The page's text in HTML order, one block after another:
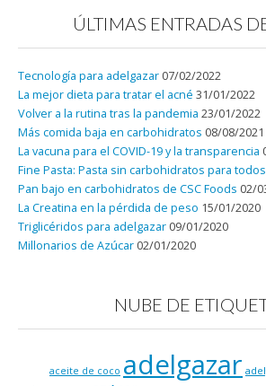
ÚLTIMAS ENTRADAS
Tecnología para adelgazar 07/02/2022
La mejor dieta para tratar el acné 31/01/2022
Volver a la rutina tras la pandemia 23/01/2022
Más comida baja en carbohidratos 08/08/2021
La vacuna para el COVID-19 y la transparencia
Fine Pasta: Pasta sin carbohidratos para todos
Pan bajo en carbohidratos de CSC Foods 02/
La Creatina en la pérdida de peso 15/01/2020
Triglicéridos para adelgazar 09/01/2020
Millonarios de Azúcar 02/01/2020
NUBE DE
aceite de coco adelgazar